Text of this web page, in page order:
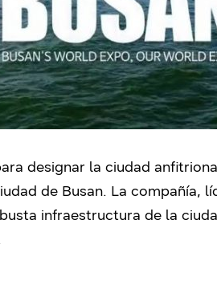
designar la ciudad
de Busan. La compañía,
infraestructura de la